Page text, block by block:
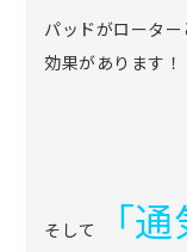
パッドがロータ
効果があります！
そして 「